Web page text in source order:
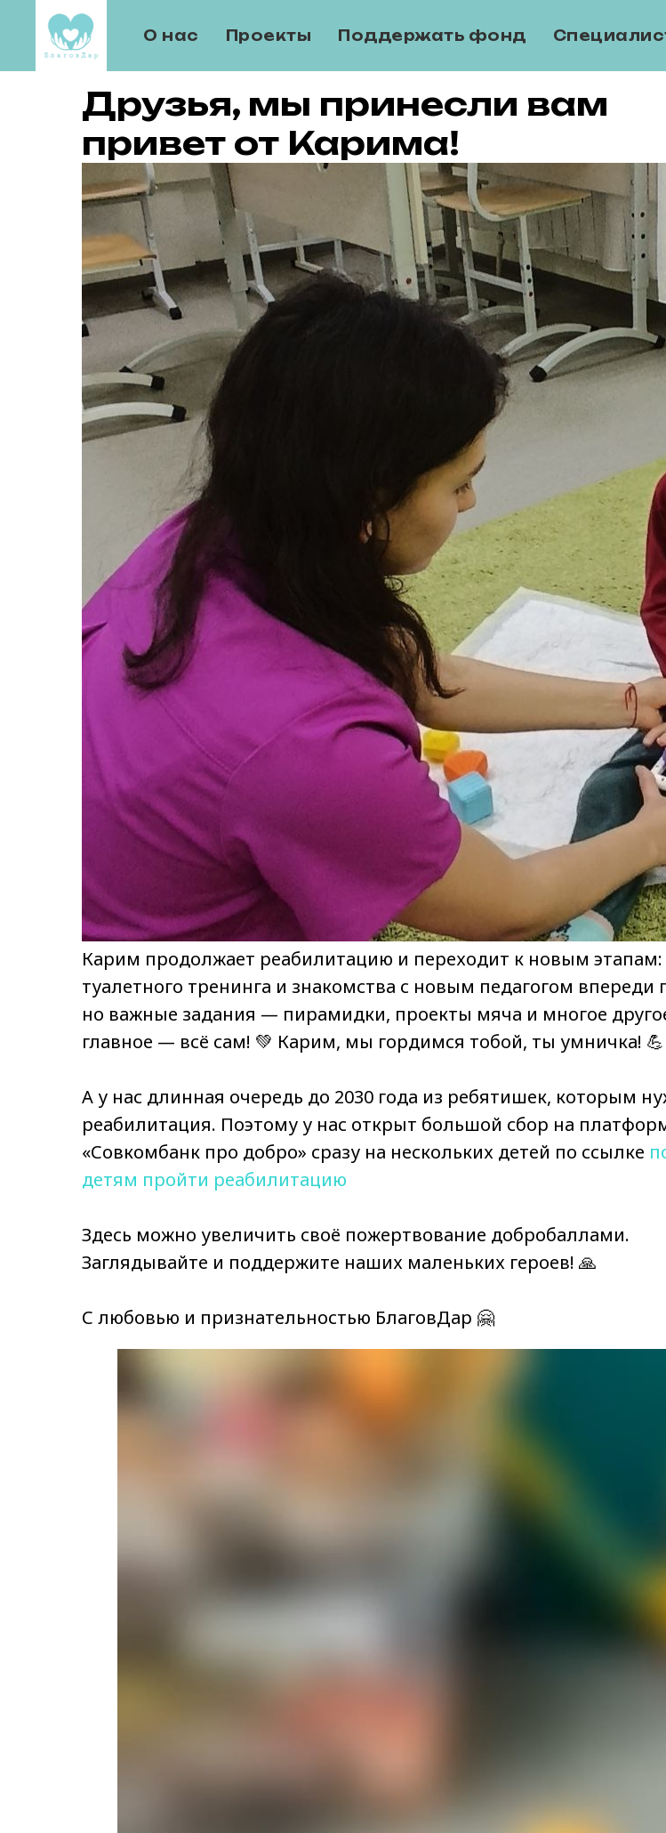
О нас Проекты Поддержать фонд
Друзья, мы принесли вам
привет от Карима!
Карим продолжает реабилитацию и переходит к новым этапам:
туалетного тренинга и знакомства с новым педагогом впереди
но важные задания — пирамидки, проекты мяча и многое
главное — всё сам! 💚 Карим, мы гордимся тобой, ты умничка! 💪
А у нас длинная очередь до 2030 года из ребятишек, которым
реабилитация. Поэтому у нас открыт большой сбор на
«Совкомбанк про добро» сразу на нескольких детей по ссылке
детям пройти реабилитацию
Здесь можно увеличить своё пожертвование добробаллами.
Заглядывайте и поддержите наших маленьких героев! 🙏
С любовью и признательностью БлаговДар 🤗